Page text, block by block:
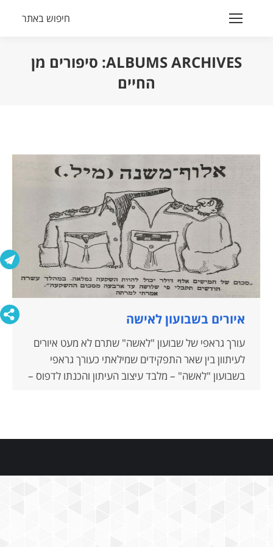
Search:
חיפוש באתר
ALBUMS ARCHIVES: סיפורים מן
החיים
איורים בשבועון לאישה
עורך גראפי של שבועון "לאשה" שתרם לא מעט איורים
לעיתוון בין שאר התפקידים שמילאתי כעורך גראפי
בשבועון "לאשה" – מלבד עיצוב העיתון והכנתו לדפוס –
מדי שבוע. היה זה המדור השבועי "סיפורים…